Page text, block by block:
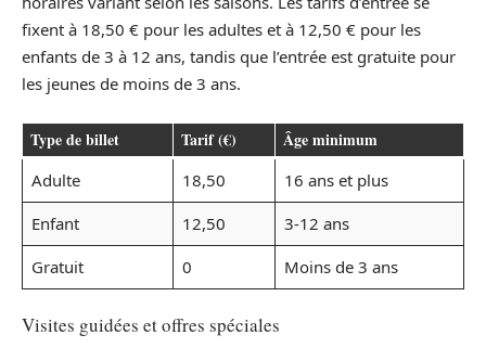
fixent à 18,50 € pour les adultes et à 12,50 € pour les
enfants de 3 à 12 ans, tandis que l’entrée est gratuite pour
les jeunes de moins de 3 ans.
Type de billet Tarif (€) Âge minimum
Adulte 18,50
16 ans et plus
Enfant
12,50
3-12 ans
Gratuit
0 Moins de 3 ans
Visites guidées et offres spéciales